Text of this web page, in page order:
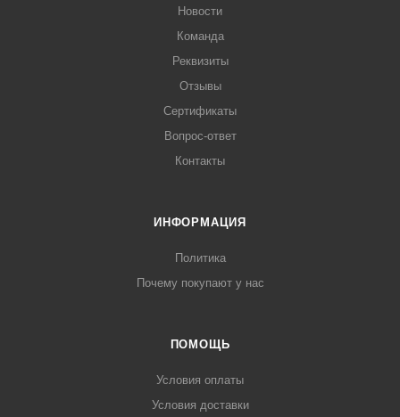
Новости
Команда
Реквизиты
Отзывы
Сертификаты
Вопрос-ответ
Контакты
ИНФОРМАЦИЯ
Политика
Почему покупают у нас
ПОМОЩЬ
Условия оплаты
Условия доставки